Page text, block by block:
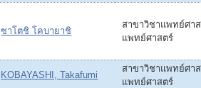
ซาโตชิ โคบายาชิ
สาขาวิชาแพทย์ศา
แพทย์ศาสตร์
KOBAYASHI, Takafumi
สาขาวิชาแพทย์ศา
แพทย์ศาสตร์